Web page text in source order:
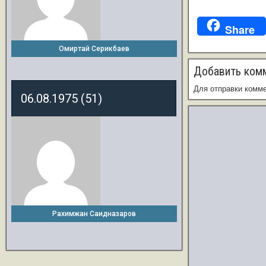
Share
Добавить
Для отправки
Омиртай Серикбаев
06.08.1975 (51)
Рахимжан Саидназаров